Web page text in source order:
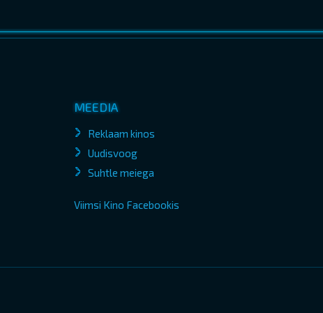
MEEDIA
Reklaam kinos
Uudisvoog
Suhtle meiega
Viimsi Kino Facebookis